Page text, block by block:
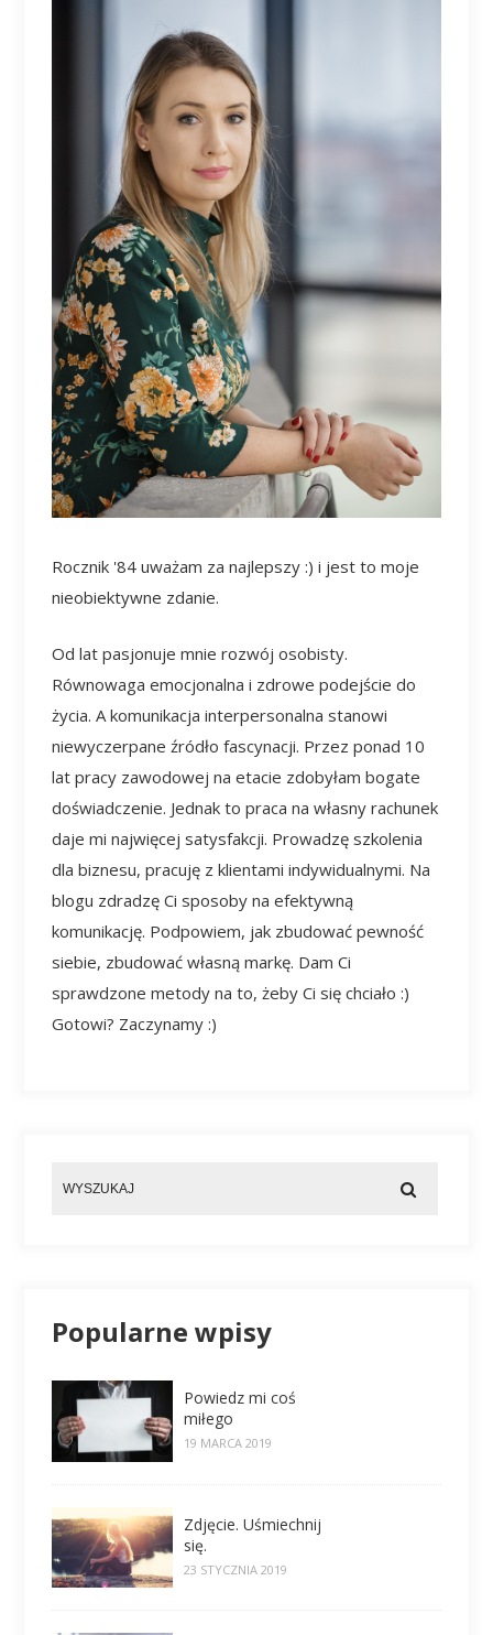
Rocznik '84 uważam za najlepszy :) i jest to moje
nieobiektywne zdanie.
Od lat pasjonuje mnie rozwój osobisty.
Równowaga emocjonalna i zdrowe podejście do
życia. A komunikacja interpersonalna stanowi
niewyczerpane źródło fascynacji. Przez ponad 10
lat pracy zawodowej na etacie zdobyłam bogate
doświadczenie. Jednak to praca na własny rachunek
daje mi najwięcej satysfakcji. Prowadzę szkolenia
dla biznesu, pracuję z klientami indywidualnymi. Na
blogu zdradzę Ci sposoby na efektywną
komunikację. Podpowiem, jak zbudować pewność
siebie, zbudować własną markę. Dam Ci
sprawdzone metody na to, żeby Ci się chciało :)
Gotowi? Zaczynamy :)
Popularne wpisy
Powiedz mi coś
miłego
19 MARCA 2019
Zdjęcie. Uśmiechnij
się.
23 STYCZNIA 2019